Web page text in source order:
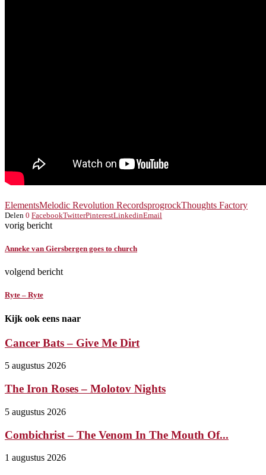
ElementsMelodic Revolution RecordsprogrockThoughts Factory
Delen 0 FacebookTwitterPinterestLinkedinEmail
vorig bericht
Anneke van Giersbergen goes to church
volgend bericht
Ryte – Ryte
Kijk ook eens naar
Cancer Bats – Give Me Dirt
5 augustus 2026
The Iron Roses – Molotov Nights
5 augustus 2026
Combichrist – The Venom In The Mouth Of...
1 augustus 2026